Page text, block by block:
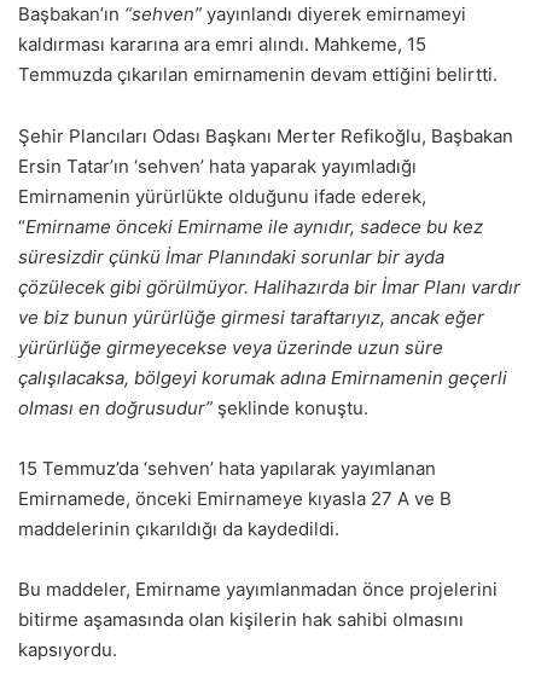
Başbakan’ın “sehven” yayınlandı diyerek emirnameyi
kaldırması kararına ara emri alındı. Mahkeme, 15
Temmuzda çıkarılan emirnamenin devam ettiğini belirtti.
Şehir Plancıları Odası Başkanı Merter Refikoğlu, Başbakan
Ersin Tatar’ın ‘sehven’ hata yaparak yayımladığı
Emirnamenin yürürlükte olduğunu ifade ederek,
“Emirname önceki Emirname ile aynıdır, sadece bu kez
süresizdir çünkü İmar Planındaki sorunlar bir ayda
çözülecek gibi görülmüyor. Halihazırda bir İmar Planı vardır
ve biz bunun yürürlüğe girmesi taraftarıyız, ancak eğer
yürürlüğe girmeyecekse veya üzerinde uzun süre
çalışılacaksa, bölgeyi korumak adına Emirnamenin geçerli
olması en doğrusudur” şeklinde konuştu.
15 Temmuz’da ‘sehven’ hata yapılarak yayımlanan
Emirnamede, önceki Emirnameye kıyasla 27 A ve B
maddelerinin çıkarıldığı da kaydedildi.
Bu maddeler, Emirname yayımlanmadan önce projelerini
bitirme aşamasında olan kişilerin hak sahibi olmasını
kapsıyordu.